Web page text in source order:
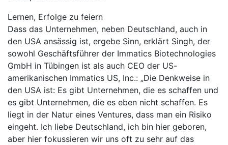
Lernen, Erfolge zu feiern
Dass das Unternehmen, neben Deutschland, auch in
den USA ansässig ist, ergebe Sinn, erklärt Singh, der
sowohl Geschäftsführer der Immatics Biotechnologies
GmbH in Tübingen ist als auch CEO der US-
amerikanischen Immatics US, Inc.: „Die Denkweise in
den USA ist: Es gibt Unternehmen, die es schaffen und
es gibt Unternehmen, die es eben nicht schaffen. Es
liegt in der Natur eines Ventures, dass man ein Risiko
eingeht. Ich liebe Deutschland, ich bin hier geboren,
aber hier fokussieren wir uns oft zu sehr auf das